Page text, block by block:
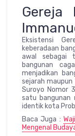
Gereja
Eksistensi
keberadaan
awal sebagai
bangunan
menjadikan
sejarah
Suroyo Nomor
satu bangunan
identik kota
Baca Juga :
Mengenal